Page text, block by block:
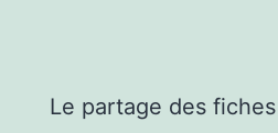
Le partage des